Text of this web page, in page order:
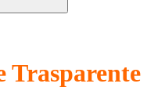
Trasparente